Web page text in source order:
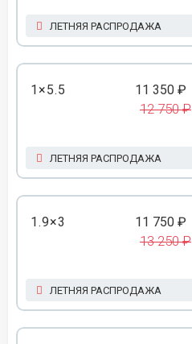
ЛЕТНЯЯ РАСПРОДАЖА
1×5.5 11 350 ₽
12 750 ₽
ЛЕТНЯЯ РАСПРОДАЖА
1.9×3 11 750 ₽
13 250 ₽
ЛЕТНЯЯ РАСПРОДАЖА